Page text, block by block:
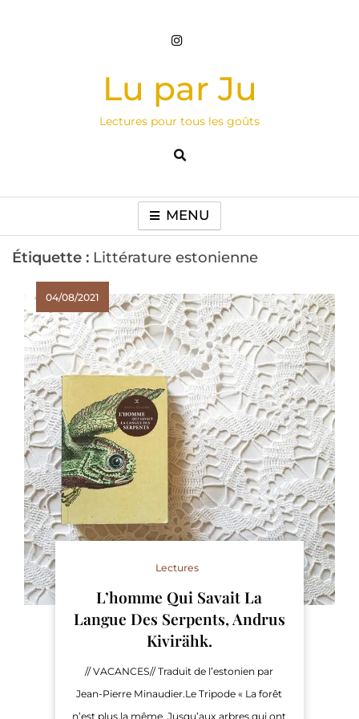
Lu par Ju
Lectures pour tous les goûts
MENU
Étiquette : Littérature estonienne
04/08/2021
Lectures
L’homme Qui Savait La
Langue Des Serpents, Andrus
Kivirähk.
// VACANCES// Traduit de l’estonien par
Jean-Pierre Minaudier.Le Tripode « La forêt
n’est plus la même. Jusqu’aux arbres qui ont